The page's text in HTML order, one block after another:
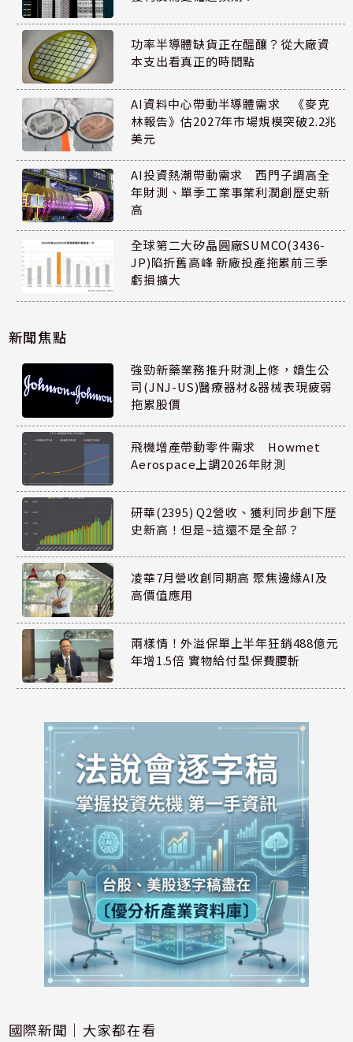
功率半導體缺貨正在醞釀？從大廠資
本支出看真正的時間點
AI資料中心帶動半導體需求 《麥克
林報告》估2027年市場規模突破2.2兆
美元
AI投資熱潮帶動需求 西門子調高全
年財測、單季工業事業利潤創歷史新
高
全球第二大矽晶圓廠SUMCO(3436-
JP)陷折舊高峰 新廠投產拖累前三季
虧損擴大
新聞焦點
強勁新藥業務推升財測上修，嬌生公
司(JNJ-US)醫療器材&器械表現疲弱
拖累股價
飛機增產帶動零件需求 Howmet
Aerospace上調2026年財測
研華(2395) Q2營收、獲利同步創下歷
史新高！但是~這還不是全部？
凌華7月營收創同期高 聚焦邊緣AI及
高價值應用
兩樣情！外溢保單上半年狂銷488億元
年增1.5倍 實物給付型保費腰斬
國際新聞｜大家都在看